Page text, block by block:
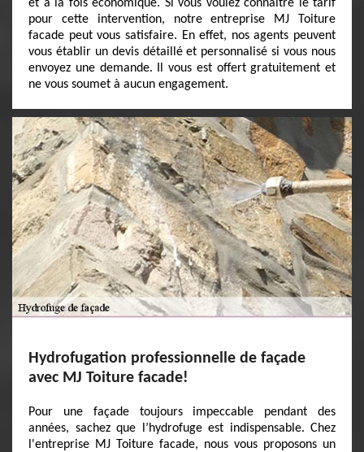
et à la fois économique. Si vous voulez connaitre le tarif
pour cette intervention, notre entreprise MJ Toiture
facade peut vous satisfaire. En effet, nos agents peuvent
vous établir un devis détaillé et personnalisé si vous nous
envoyez une demande. Il vous est offert gratuitement et
ne vous soumet à aucun engagement.
Hydrofugation professionnelle de façade
avec MJ Toiture facade!
Pour une façade toujours impeccable pendant des
années, sachez que l’hydrofuge est indispensable. Chez
l'entreprise MJ Toiture facade, nous vous proposons un